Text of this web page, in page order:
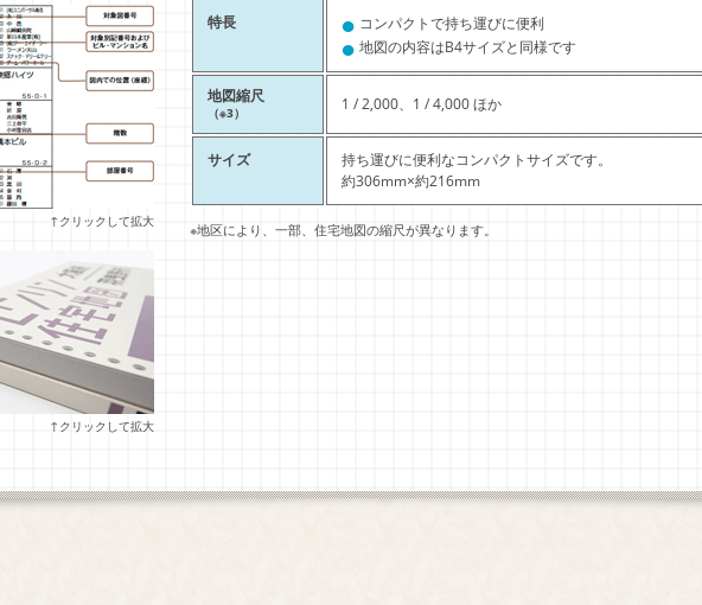
↑クリックして拡大
↑クリックして拡大
特長 ● コンパクトで持ち運びに便利
● 地図の内容はB4サイズと同様です
地図縮尺
（※3） 1 / 2,000、1 / 4,000 ほか
サイズ
持ち運びに便利なコンパクトサイズです。
約306mm×約216mm
※地区により、一部、住宅地図の縮尺が異なります。